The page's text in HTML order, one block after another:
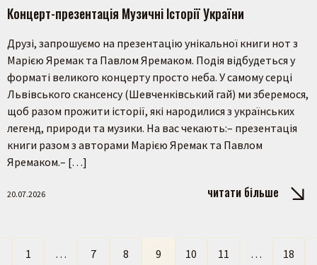
Концерт-презентація Музичні Історії України
Друзі, запрошуємо на презентацію унікальної книги нот з
Марією Яремак та Павлом Яремаком. Подія відбудеться у
форматі великого концерту просто неба. У самому серці
Львівського скансенсу (Шевченківський гай) ми зберемося,
щоб разом прожити історії, які народилися з українських
легенд, природи та музики. На вас чекають:– презентація
книги разом з авторами Марією Яремак та Павлом
Яремаком.– […]
20.07.2026 читати більше
1 … 7 8 9 10 11 … 18